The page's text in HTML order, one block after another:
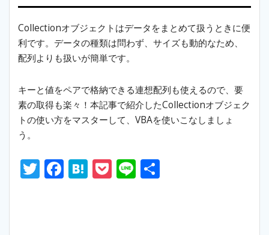
Collectionオブジェクトはデータをまとめて扱うときに便
利です。データの種類は問わず、サイズも動的なため、
配列よりも扱いが簡単です。
キーと値をペアで格納できる連想配列も使えるので、要
素の取得も楽々！本記事で紹介したCollectionオブジェク
トの使い方をマスターして、VBAを使いこなしましょ
う。
T F H P Li